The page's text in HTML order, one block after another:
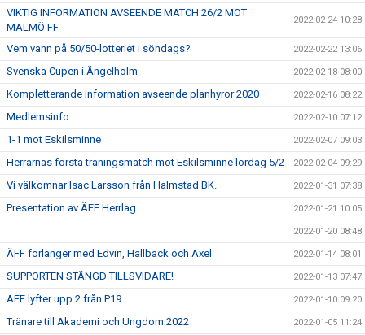
VIKTIG INFORMATION AVSEENDE MATCH 26/2 MOT
MALMÖ FF
2022-02-24 10:28
Vem vann på 50/50-lotteriet i söndags? 2022-02-22 13:06
Svenska Cupen i Ängelholm 2022-02-18 08:00
Kompletterande information avseende planhyror 2020 2022-02-16 08:22
Medlemsinfo 2022-02-10 07:12
1-1 mot Eskilsminne 2022-02-07 09:03
Herrarnas första träningsmatch mot Eskilsminne lördag 5/2 2022-02-04 09:29
Vi välkomnar Isac Larsson från Halmstad BK. 2022-01-31 07:38
Presentation av ÄFF Herrlag 2022-01-21 10:05
2022-01-20 08:48
ÄFF förlänger med Edvin, Hallbäck och Axel 2022-01-14 08:01
SUPPORTEN STÄNGD TILLSVIDARE! 2022-01-13 07:47
ÄFF lyfter upp 2 från P19 2022-01-10 09:20
Tränare till Akademi och Ungdom 2022 2022-01-05 11:24